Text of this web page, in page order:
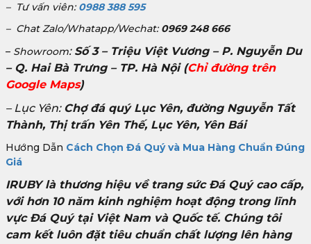
– Tư vấn viên: 0988 388 595
– Chat Zalo/Whatapp/Wechat: 0969 248 666
– Showroom: Số 3 – Triệu Việt Vương – P. Nguyễn Du
– Q. Hai Bà Trưng – TP. Hà Nội(Chỉ đường trên
Google Maps)
– Lục Yên: Chợ đá quý Lục Yên, đường Nguyễn Tất
Thành, Thị trấn Yên Thế, Lục Yên, Yên Bái
Hướng Dẫn Cách Chọn Đá Quý và Mua Hàng Chuẩn Đúng
Giá
IRUBY là thương hiệu về trang sức Đá Quý cao cấp,
với hơn 10 năm kinh nghiệm hoạt động trong lĩnh
vực Đá Quý tại Việt Nam và Quốc tế. Chúng tôi
cam kết luôn đặt tiêu chuẩn chất lượng lên hàng